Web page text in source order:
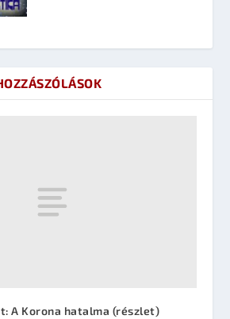
A Korona hatalma (részlet)